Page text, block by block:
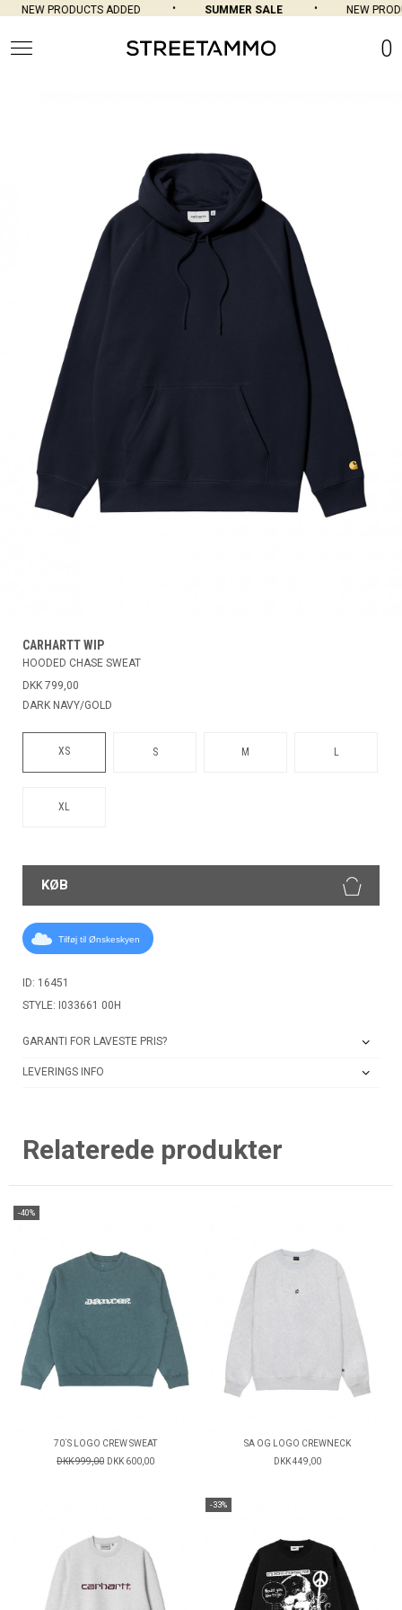
NEW PRODUCTS ADDED SUMMER SALE NEW
0
CARHARTT WIP
HOODED CHASE SWEAT
DKK 799,00
DARK NAVY/GOLD
XS S M L
XL
KØB
Tilføj til Ønskeskyen
ID: 16451
STYLE: I033661 00H
GARANTI FOR LAVESTE PRIS?
LEVERINGS INFO
Relaterede produkter
-40%
70´S LOGO CREW SWEAT
DKK 999,00 DKK 600,00
SA OG LOGO CREWNECK
DKK 449,00
-33%